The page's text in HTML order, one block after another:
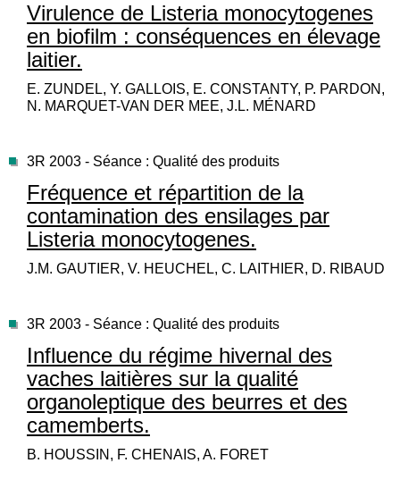
Virulence de Listeria monocytogenes
en biofilm : conséquences en élevage
laitier.
E. ZUNDEL, Y. GALLOIS, E. CONSTANTY, P. PARDON,
N. MARQUET-VAN DER MEE, J.L. MÉNARD
3R 2003 - Séance : Qualité des produits
Fréquence et répartition de la
contamination des ensilages par
Listeria monocytogenes.
J.M. GAUTIER, V. HEUCHEL, C. LAITHIER, D. RIBAUD
3R 2003 - Séance : Qualité des produits
Influence du régime hivernal des
vaches laitières sur la qualité
organoleptique des beurres et des
camemberts.
B. HOUSSIN, F. CHENAIS, A. FORET